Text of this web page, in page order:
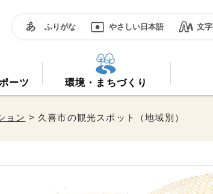
ふりがな やさしい日本語 文
ーツ 環境・まちづくり
ョン > 久喜市の観光スポット（地域別）